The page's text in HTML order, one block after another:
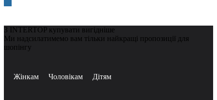
З INTERTOP купувати вигідніше
Ми надсилатимемо вам тільки найкращі пропозиції для
шопінгу
Жінкам Чоловікам Дітям